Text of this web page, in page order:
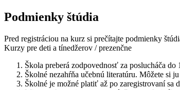
Podmienky štúdia
Pred registráciou na kurz si prečítajte podmienky
Kurzy pre deti a tínedžerov / prezenčne
Škola preberá zodpovednosť za poslucháča
Školné nezahŕňa učebnú literatúru. Môžete si
Školné je možné platiť až po zaregistrovaní sa